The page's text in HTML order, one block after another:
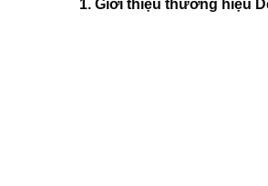
1. Giới thiệu thương hiệu